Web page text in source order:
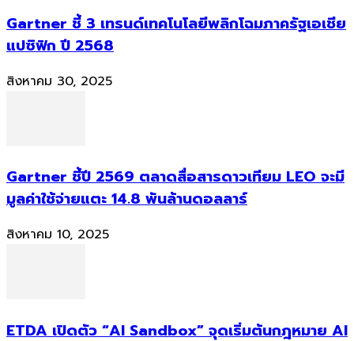
Gartner ชี้ 3 เทรนด์เทคโนโลยีพลิกโฉมภาครัฐเอเชีย
แปซิฟิก ปี 2568
สิงหาคม 30, 2025
Gartner ชี้ปี 2569 ตลาดสื่อสารดาวเทียม LEO จะมี
มูลค่าใช้จ่ายแตะ 14.8 พันล้านดอลลาร์
สิงหาคม 10, 2025
ETDA เปิดตัว “AI Sandbox” จุดเริ่มต้นกฎหมาย AI